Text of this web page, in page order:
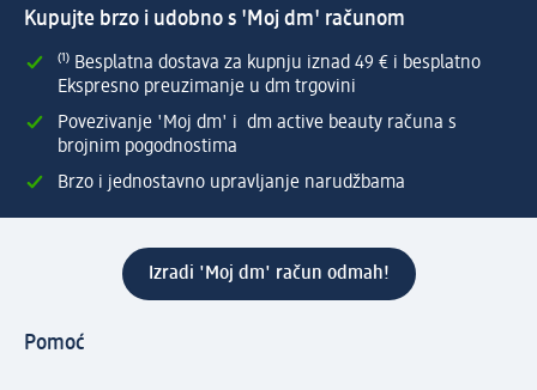
Kupujte brzo i udobno s 'Moj dm' računom
⁽¹⁾ Besplatna dostava za kupnju iznad 49 € i besplatno
Ekspresno preuzimanje u dm trgovini
Povezivanje 'Moj dm' i dm active beauty računa s
brojnim pogodnostima
Brzo i jednostavno upravljanje narudžbama
Izradi 'Moj dm' račun odmah!
Pomoć